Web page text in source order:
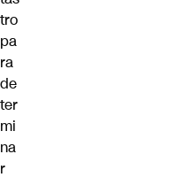
tro
pa
ra
de
ter
mi
na
r